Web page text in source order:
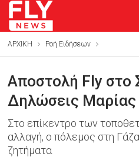
ΑΡΧΙΚΗ Ροή Ειδήσεων
Αποστολή Fly στο
Δηλώσεις
Στο επίκεντρο των
αλλαγή, ο πόλεμος στη
ζητήματα